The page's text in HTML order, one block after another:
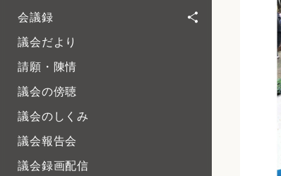
会議録
議会だより
請願・陳情
議会の傍聴
議会のしくみ
議会報告会
議会録画配信